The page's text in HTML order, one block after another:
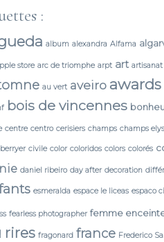
:
album alexandra Alfama
store arc de triomphe arpt art artisanat
au vert aveiro awards
bois de vincennes
centre centro cerisiers champs champs
civile color coloridos colors colorés
daniel ribeiro day after decoration
esmeralda espace le liceas espaco
fearless photographer femme
rires fragonard france Frederico